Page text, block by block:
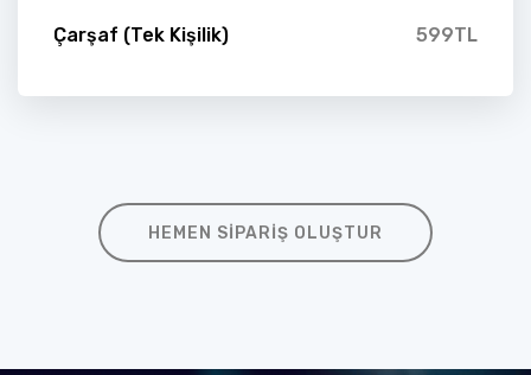
Çarşaf (Tek Kişilik) 599TL
HEMEN SIPARIŞ OLUŞTUR